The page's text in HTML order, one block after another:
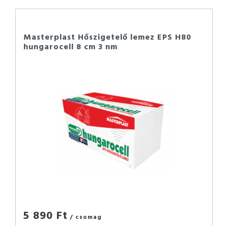
Masterplast Hőszigetelő lemez EPS H80
hungarocell 8 cm 3 nm
5 890 Ft / csomag